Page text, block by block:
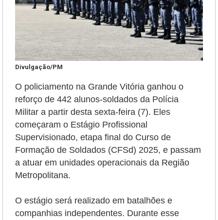
Divulgação/PM
O policiamento na Grande Vitória ganhou o
reforço de 442 alunos-soldados da Polícia
Militar a partir desta sexta-feira (7). Eles
começaram o Estágio Profissional
Supervisionado, etapa final do Curso de
Formação de Soldados (CFSd) 2025, e passam
a atuar em unidades operacionais da Região
Metropolitana.
O estágio será realizado em batalhões e
companhias independentes. Durante esse